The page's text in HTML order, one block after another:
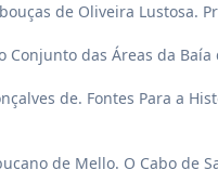
de Oliveira Lustosa.
Conjunto das Áreas da
de. Fontes Para a
de Mello. O Cabo de